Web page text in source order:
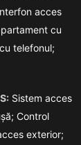
acces
cu
telefonul;
Sistem acces
Control
exterior;